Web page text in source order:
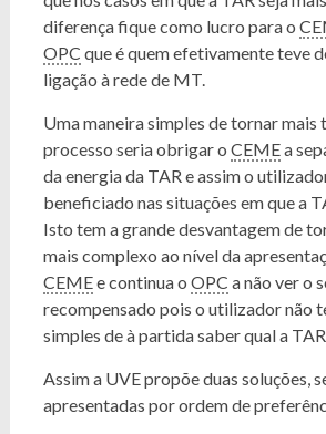
diferença fique como lucro para o
OPC que é quem efetivamente teve
ligação à rede de MT.
Uma maneira simples de tornar mais
processo seria obrigar o CEMEa
da energia da TAR e assim o
beneficiado nas situações em que a
Isto tem a grande desvantagem de
mais complexo ao nível da
CEMEe continua o OPC a não ver o
recompensado pois o utilizador não
simples de à partida saber qual a
Assim a UVE propõe duas soluções,
apresentadas por ordem de